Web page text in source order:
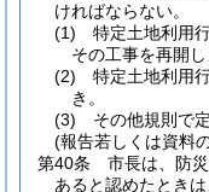
ければならない。
(1)
特定土地利用
その工事を再開し
(2)
特定土地利用
き。
(3)
その他規則で
(報告若しくは資料
第40条
市長は、防
あると認めたとき